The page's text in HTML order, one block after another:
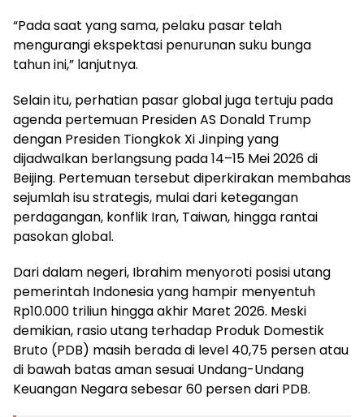
“Pada saat yang sama, pelaku pasar telah
mengurangi ekspektasi penurunan suku bunga
tahun ini,” lanjutnya.
Selain itu, perhatian pasar global juga tertuju pada
agenda pertemuan Presiden AS Donald Trump
dengan Presiden Tiongkok Xi Jinping yang
dijadwalkan berlangsung pada 14–15 Mei 2026 di
Beijing. Pertemuan tersebut diperkirakan membahas
sejumlah isu strategis, mulai dari ketegangan
perdagangan, konflik Iran, Taiwan, hingga rantai
pasokan global.
Dari dalam negeri, Ibrahim menyoroti posisi utang
pemerintah Indonesia yang hampir menyentuh
Rp10.000 triliun hingga akhir Maret 2026. Meski
demikian, rasio utang terhadap Produk Domestik
Bruto (PDB) masih berada di level 40,75 persen atau
di bawah batas aman sesuai Undang-Undang
Keuangan Negara sebesar 60 persen dari PDB.